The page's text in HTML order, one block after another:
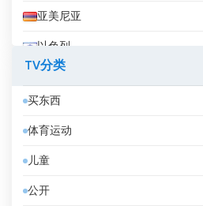
亚美尼亚
以色列
伊拉克库尔德斯坦
伊朗
伯利兹
佛得角
TV分类
买东西
体育运动
儿童
公开